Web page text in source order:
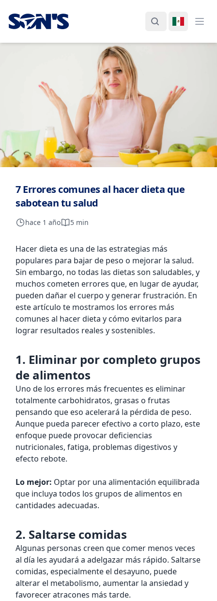
Laboratorios Química Son's
BuscarCambiar
7 Errores comunes al hacer dieta que
sabotean tu salud
hace 1 año 5 min
Hacer dieta es una de las estrategias más
populares para bajar de peso o mejorar la salud.
Sin embargo, no todas las dietas son saludables, y
muchos cometen errores que, en lugar de ayudar,
pueden dañar el cuerpo y generar frustración. En
este artículo te mostramos los errores más
comunes al hacer dieta y cómo evitarlos para
lograr resultados reales y sostenibles.
1. Eliminar por completo grupos
de alimentos
Uno de los errores más frecuentes es eliminar
totalmente carbohidratos, grasas o frutas
pensando que eso acelerará la pérdida de peso.
Aunque pueda parecer efectivo a corto plazo, este
enfoque puede provocar deficiencias
nutricionales, fatiga, problemas digestivos y
efecto rebote.
Lo mejor: Optar por una alimentación equilibrada
que incluya todos los grupos de alimentos en
cantidades adecuadas.
2. Saltarse comidas
Algunas personas creen que comer menos veces
al día les ayudará a adelgazar más rápido. Saltarse
comidas, especialmente el desayuno, puede
alterar el metabolismo, aumentar la ansiedad y
favorecer atracones más tarde.